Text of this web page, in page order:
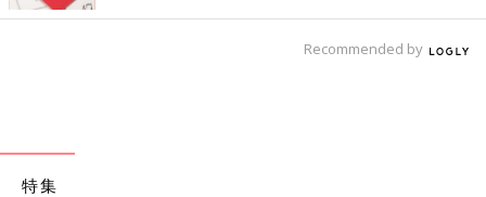
Recommended by
特集